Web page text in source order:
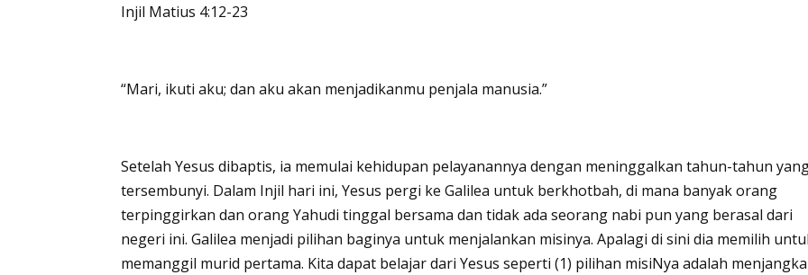
Injil Matius 4:12-23
“Mari, ikuti aku; dan aku akan menjadikanmu penjala manusia.”
Setelah Yesus dibaptis, ia memulai kehidupan pelayanannya dengan meninggalkan tahun-tahun
tersembunyi. Dalam Injil hari ini, Yesus pergi ke Galilea untuk berkhotbah, di mana banyak orang
terpinggirkan dan orang Yahudi tinggal bersama dan tidak ada seorang nabi pun yang berasal dari
negeri ini. Galilea menjadi pilihan baginya untuk menjalankan misinya. Apalagi di sini dia memilih
memanggil murid pertama. Kita dapat belajar dari Yesus seperti (1) pilihan misiNya adalah